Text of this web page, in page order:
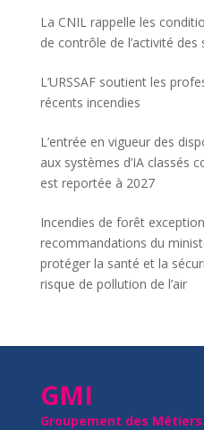
La CNIL rappelle les
de contrôle de l’activité des
L’URSSAF soutient les
récents incendies
L’entrée en vigueur des
aux systèmes d’IA classés
est reportée à 2027
Incendies de forêt
recommandations du
protéger la santé et la
risque de pollution de l’air
GMI
Groupement des